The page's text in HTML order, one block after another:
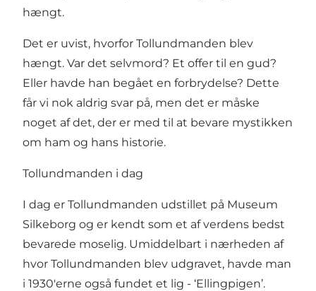
hængt.
Det er uvist, hvorfor Tollundmanden blev
hængt. Var det selvmord? Et offer til en gud?
Eller havde han begået en forbrydelse? Dette
får vi nok aldrig svar på, men det er måske
noget af det, der er med til at bevare mystikken
om ham og hans historie.
Tollundmanden i dag
I dag er Tollundmanden udstillet på Museum
Silkeborg og er kendt som et af verdens bedst
bevarede moselig. Umiddelbart i nærheden af
hvor Tollundmanden blev udgravet, havde man
i 1930'erne også fundet et lig - ‘Ellingpigen’.